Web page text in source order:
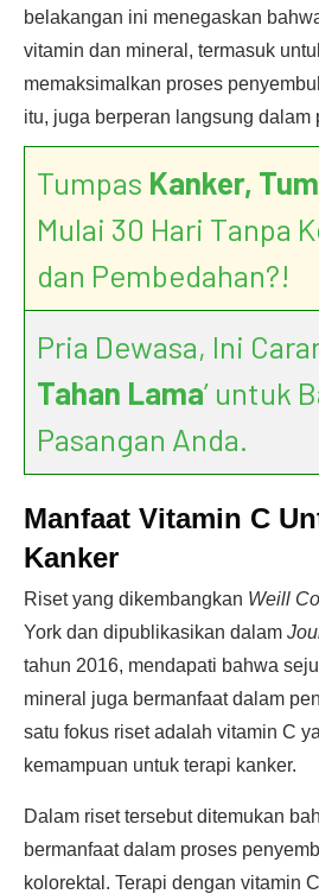
belakangan ini menegaskan
vitamin dan mineral, termasuk
memaksimalkan proses
itu, juga berperan langsung dalam
Tumpas Kanker,
Mulai 30 Hari Tanpa
dan Pembedahan?!
Pria Dewasa, Ini
Tahan Lama’ untuk
Pasangan Anda.
Manfaat Vitamin C
Kanker
Riset yang dikembangkan Weill
York dan dipublikasikan dalam
tahun 2016, mendapati bahwa
mineral juga bermanfaat dalam
satu fokus riset adalah vitamin C
kemampuan untuk terapi kanker.
Dalam riset tersebut ditemukan
bermanfaat dalam proses
kolorektal. Terapi dengan vitamin